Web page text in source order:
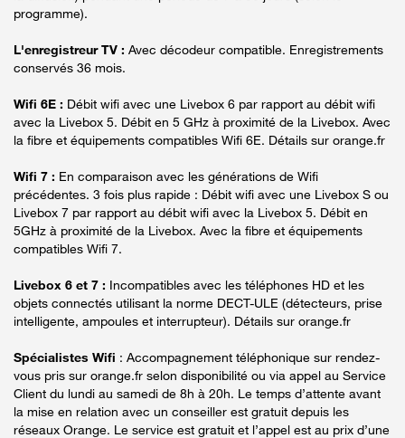
programme).
L'enregistreur TV : Avec décodeur compatible. Enregistrements
conservés 36 mois.
Wifi 6E : Débit wifi avec une Livebox 6 par rapport au débit wifi
avec la Livebox 5. Débit en 5 GHz à proximité de la Livebox. Avec
la fibre et équipements compatibles Wifi 6E. Détails sur orange.fr
Wifi 7 : En comparaison avec les générations de Wifi
précédentes. 3 fois plus rapide : Débit wifi avec une Livebox S ou
Livebox 7 par rapport au débit wifi avec la Livebox 5. Débit en
5GHz à proximité de la Livebox. Avec la fibre et équipements
compatibles Wifi 7.
Livebox 6 et 7 : Incompatibles avec les téléphones HD et les
objets connectés utilisant la norme DECT-ULE (détecteurs, prise
intelligente, ampoules et interrupteur). Détails sur orange.fr
Spécialistes Wifi : Accompagnement téléphonique sur rendez-
vous pris sur orange.fr selon disponibilité ou via appel au Service
Client du lundi au samedi de 8h à 20h. Le temps d’attente avant
la mise en relation avec un conseiller est gratuit depuis les
réseaux Orange. Le service est gratuit et l’appel est au prix d’une